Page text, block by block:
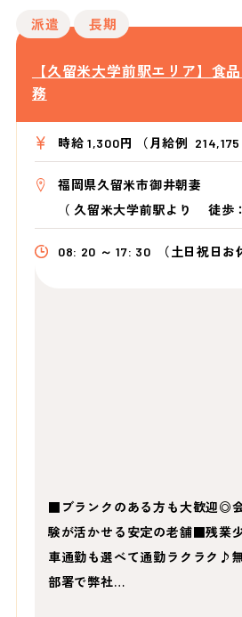
派遣 長期
【久留米大学前駅エリア】食
務
時給 1,300円 （月給例 214,175
福岡県久留米市御井朝妻
（ 久留米大学前駅より徒歩
08: 20 ～ 17: 30 （土日祝日お
■ブランクのある方も大歓迎◎
験が活かせる安定の老舗■残業
車通勤も選べて通勤ラクラク♪
部署で弊社…